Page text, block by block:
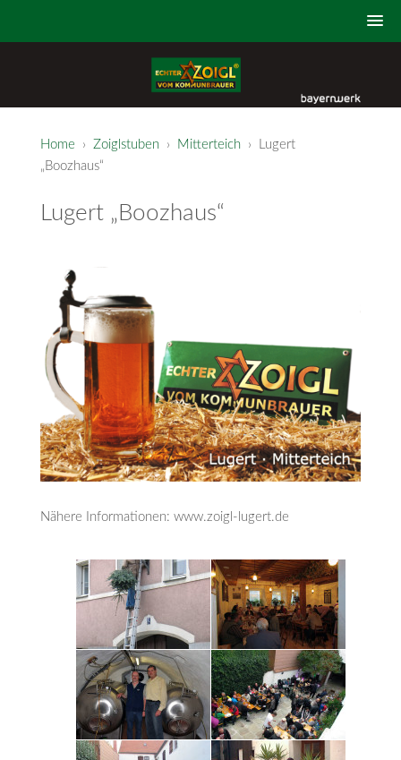
Home › Zoiglstuben› Mitterteich› Lugert
„Boozhaus“
Lugert „Boozhaus“
Nähere Informationen: www.zoigl-lugert.de